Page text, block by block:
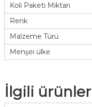
Koli Paketi Miktarı
Renk
Malzeme Türü
Menşei ülke
İlgili ürünler